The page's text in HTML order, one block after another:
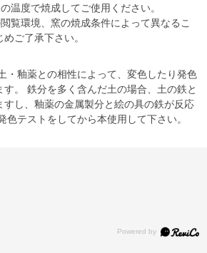
温度で焼成してご使用ください。
覧環境、窯の焼成条件によって異なるこ
ご了承下さい。
・釉薬との相性によって、変色したり発色
。 鉄分を多く含んだ土の場合、土の鉄と
し、釉薬の金属製分と絵の具の鉄が反応
色テストをしてから本使用して下さい。